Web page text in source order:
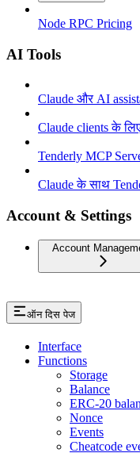
Node RPC Pricing
AI Tools
Claude और AI
Claude clients के
Tenderly MCP
Claude के साथ
Account & Settings
Account
ऑन दिस पेज
Interface
Functions
Storage
Balance
ERC-20
Nonce
Events
Cheatcode